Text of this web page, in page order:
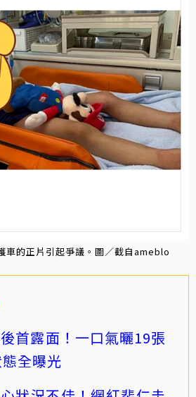
車的正片引起爭議。圖／截自ameblo
首露面！一口氣曬19張
全曝光